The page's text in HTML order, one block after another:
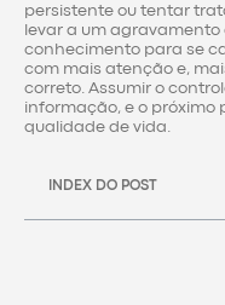
persistente ou tentar
levar a um agravamento
conhecimento para se
com mais atenção e,
correto. Assumir o
informação, e o próximo
qualidade de vida.
INDEX DO POST